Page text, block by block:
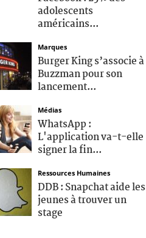
adolescents
américains...
Marques
Burger King s’associe à
Buzzman pour son
lancement...
Médias
WhatsApp :
L'application va-t-elle
signer la fin...
Ressources Humaines
DDB : Snapchat aide les
jeunes à trouver un
stage